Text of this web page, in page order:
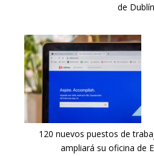
de Dublín
120 nuevos puestos de
ampliará su oficina de